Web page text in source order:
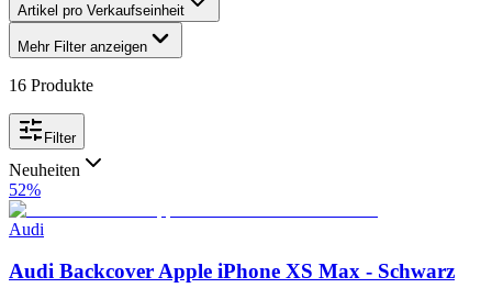
Artikel pro Verkaufseinheit
Mehr Filter anzeigen
16 Produkte
Filter
Neuheiten
52%
Audi
Audi Backcover Apple iPhone XS Max - Schwarz